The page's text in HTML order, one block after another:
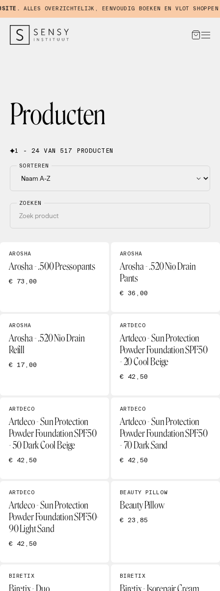
ALLES OVERZICHTELIJK, EENVOUDIG BOEKEN EN VLOT SHOPPEN IN
Producten
1 - 24 VAN 517 PRODUCTEN
ZOEKEN
SORTEREN
AROSHA
Arosha - .500 Pressopants
€ 73,00
AROSHA
Arosha - .520 Nio Drain
Pants
€ 36,00
AROSHA
Arosha - .520 Nio Drain
Refill
€ 17,00
ARTDECO
Artdeco - Sun Protection
Powder Foundation SPF50
- 20 Cool Beige
€ 42,50
ARTDECO
Artdeco - Sun Protection
Powder Foundation SPF50
- 50 Dark Cool Beige
€ 42,50
ARTDECO
Artdeco - Sun Protection
Powder Foundation SPF50
- 70 Dark Sand
€ 42,50
ARTDECO
Artdeco - Sun Protection
Powder Foundation SPF50-
90 Light Sand
€ 42,50
BEAUTY PILLOW
Beauty Pillow
€ 23,85
BIRETIX
Biretix - Duo
BIRETIX
Biretix - Isorepair Cream